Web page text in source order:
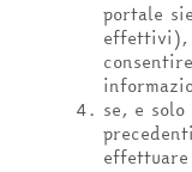
portale
effettivi),
se, e